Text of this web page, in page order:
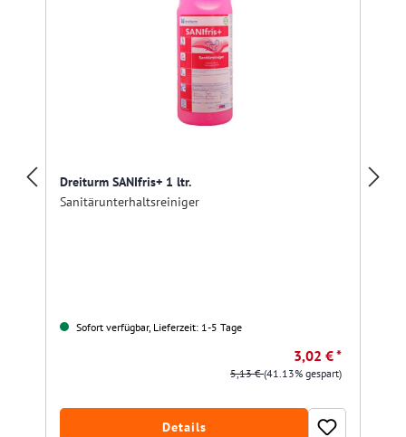
Dreiturm SANIfris+ 1 ltr.
Sanitärunterhaltsreiniger
Sofort verfügbar, Lieferzeit: 1-5 Tage
3,02 € *
5,13 €(41.13% gespart)
Details